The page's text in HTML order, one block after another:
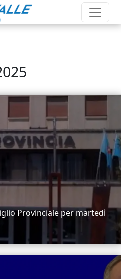
Provinciale per martedì